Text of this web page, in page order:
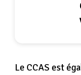
Le CCAS est